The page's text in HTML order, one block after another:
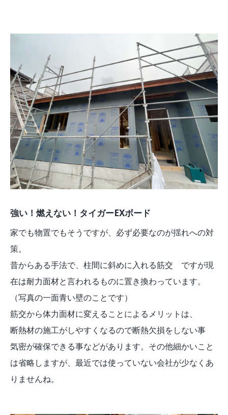
強い！燃えない！タイガーEXボード
家でも物置でもそうですが、必ず必要なのが揺れへの対
策。
昔からある手法で、柱間に斜めに入れる筋交 ですが現
在は耐力面材と言われるものに置き換わっています。
（写真の一面青い壁のことです）
筋交から体力面材に変えることによるメリットは、
断熱材の施工がしやすくなるので断熱欠損をしない事
気密が確保できる事などがあります。その他細かいこと
は省略しますが、最近では使っていない会社が少なくあ
りませんね。